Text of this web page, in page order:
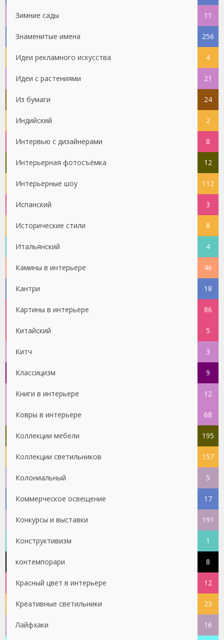
Зимние сады 11
Знаменитые имена 256
Идеи рекламного искусства 4
Идеи с растениями 21
Из бумаги 24
Индийский 2
Интервью с дизайнерами 8
Интерьерная фотосъёмка 12
Интерьерные шоу 112
Испанский 3
Исторические стили 8
Итальянский 4
Камины в интерьере 46
Кантри 18
Картины в интерьере 86
Китайский 5
Китч 3
Классицизм 9
Книги в интерьере 12
Ковры в интерьере 68
Коллекции мебели 195
Коллекции светильников 157
Колониальный 5
Коммерческое освещение 17
Конкурсы и выставки 191
Конструктивизм 1
контемпорари 8
Красный цвет в интерьере 12
Креативные светильники 23
Лайфхаки 16